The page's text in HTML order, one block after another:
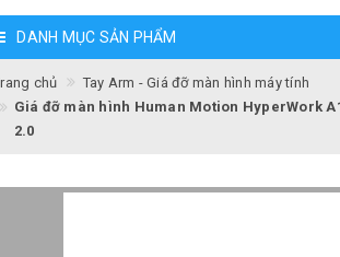
DANH MỤC SẢN PHẨM
chủ
Tay Arm - Giá đỡ màn hình máy tính
Giá đỡ màn hình Human Motion HyperWork
2.0